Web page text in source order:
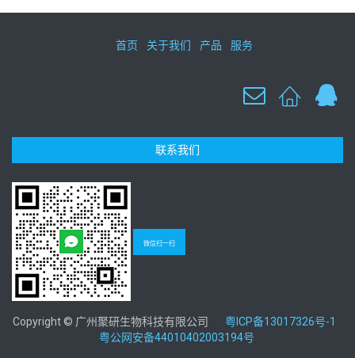
首页 关于我们 产品 服务
联系我们
微信扫一扫
Copyright © 广州聚研生物科技有限公司 粤ICP备13017326号-1
粤公网安备44010402003194号